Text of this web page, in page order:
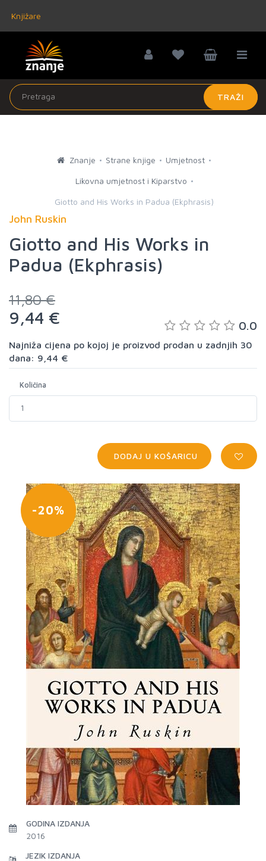
Knjižare
TRAŽI
Znanje Strane knjige Umjetnost
Likovna umjetnost i Kiparstvo
Giotto and His Works in Padua (Ekphrasis)
John Ruskin
Giotto and His Works in
Padua (Ekphrasis)
11,80 €
9,44 € 0.0
Najniža cijena po kojoj je proizvod prodan u zadnjih 30
dana: 9,44 €
Količina
DODAJ U KOŠARICU
-20%
GODINA IZDANJA
2016
JEZIK IZDANJA